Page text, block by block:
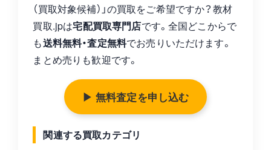
（買取対象候補）」の買取をご希望ですか？教材
買取.jpは宅配買取専門店です。全国どこからで
も送料無料・査定無料でお売りいただけます。
まとめ売りも歓迎です。
▶ 無料査定を申し込む
関連する買取カテゴリ